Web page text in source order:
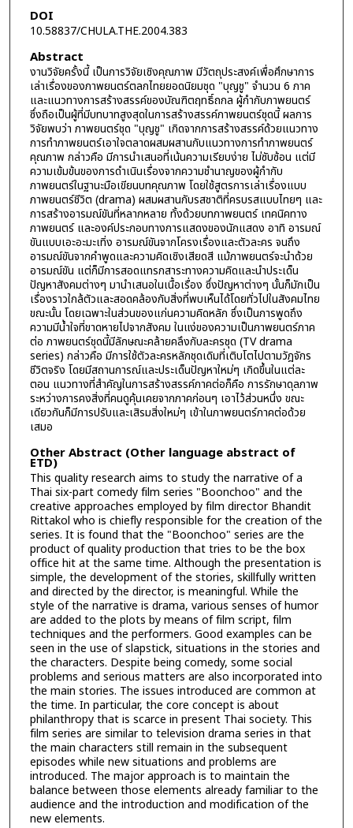
DOI
10.58837/CHULA.THE.2004.383
Abstract
งานวิจัยครั้งนี้ เป็นการวิจัยเชิงคุณภาพ มีวัตถุประสงค์เพื่อศึกษาการ
เล่าเรื่องของภาพยนตร์ตลกไทยยอดนิยมชุด "บุญชู" จำนวน 6 ภาค
และแนวทางการสร้างสรรค์ของบัณฑิตฤทธิ์ถกล ผู้กำกับภาพยนตร์
ซึ่งถือเป็นผู้ที่มีบทบาทสูงสุดในการสร้างสรรค์ภาพยนตร์ชุดนี้ ผลการ
วิจัยพบว่า ภาพยนตร์ชุด "บุญชู" เกิดจากการสร้างสรรค์ด้วยแนวทาง
การทำภาพยนตร์เอาใจตลาดผสมผสานกับแนวทางการทำภาพยนตร์
คุณภาพ กล่าวคือ มีการนำเสนอที่เน้นความเรียบง่าย ไม่ซับซ้อน แต่มี
ความเข้มข้นของการดำเนินเรื่องจากความชำนาญของผู้กำกับ
ภาพยนตร์ในฐานะมือเขียนบทคุณภาพ โดยใช้สูตรการเล่าเรื่องแบบ
ภาพยนตร์ชีวิต (drama) ผสมผสานกับรสชาติที่ครบรสแบบไทยๆ และ
การสร้างอารมณ์ขันที่หลากหลาย ทั้งด้วยบทภาพยนตร์ เทคนิคทาง
ภาพยนตร์ และองค์ประกอบทางการแสดงของนักแสดง อาทิ อารมณ์
ขันแบบเอะอะมะเทิ่ง อารมณ์ขันจากโครงเรื่องและตัวละคร จนถึง
อารมณ์ขันจากคำพูดและความคิดเชิงเสียดสี แม้ภาพยนตร์จะนำด้วย
อารมณ์ขัน แต่ก็มีการสอดแทรกสาระทางความคิดและนำประเด็น
ปัญหาสังคมต่างๆ มานำเสนอในเนื้อเรื่อง ซึ่งปัญหาต่างๆ นั้นก็มักเป็น
เรื่องราวใกล้ตัวและสอดคล้องกับสิ่งที่พบเห็นได้โดยทั่วไปในสังคมไทย
ขณะนั้น โดยเฉพาะในส่วนของแก่นความคิดหลัก ซึ่งเป็นการพูดถึง
ความมีน้ำใจที่ขาดหายไปจากสังคม ในแง่ของความเป็นภาพยนตร์ภาค
ต่อ ภาพยนตร์ชุดนี้มีลักษณะคล้ายคลึงกับละครชุด (TV drama
series) กล่าวคือ มีการใช้ตัวละครหลักชุดเดิมที่เติบโตไปตามวัฎจักร
ชีวิตจริง โดยมีสถานการณ์และประเด็นปัญหาใหม่ๆ เกิดขึ้นในแต่ละ
ตอน แนวทางที่สำคัญในการสร้างสรรค์ภาคต่อก็คือ การรักษาดุลภาพ
ระหว่างการคงสิ่งที่คนดูคุ้นเคยจากภาคก่อนๆ เอาไว้ส่วนหนึ่ง ขณะ
เดียวกันก็มีการปรับและเสิรมสิ่งใหม่ๆ เข้าในภาพยนตร์ภาคต่อด้วย
เสมอ
Other Abstract (Other language abstract of
ETD)
This quality research aims to study the narrative of a
Thai six-part comedy film series "Boonchoo" and the
creative approaches employed by film director Bhandit
Rittakol who is chiefly responsible for the creation of the
series. It is found that the "Boonchoo" series are the
product of quality production that tries to be the box
office hit at the same time. Although the presentation is
simple, the development of the stories, skillfully written
and directed by the director, is meaningful. While the
style of the narrative is drama, various senses of humor
are added to the plots by means of film script, film
techniques and the performers. Good examples can be
seen in the use of slapstick, situations in the stories and
the characters. Despite being comedy, some social
problems and serious matters are also incorporated into
the main stories. The issues introduced are common at
the time. In particular, the core concept is about
philanthropy that is scarce in present Thai society. This
film series are similar to television drama series in that
the main characters still remain in the subsequent
episodes while new situations and problems are
introduced. The major approach is to maintain the
balance between those elements already familiar to the
audience and the introduction and modification of the
new elements.